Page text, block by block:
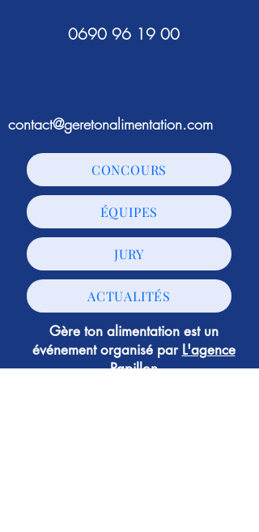
0690 96 19 00
contact@geretonalimentation.com
CONCOURS
ÉQUIPES
JURY
ACTUALITÉS
Gère ton alimentation est un
événement organisé par L'agence
Papillon